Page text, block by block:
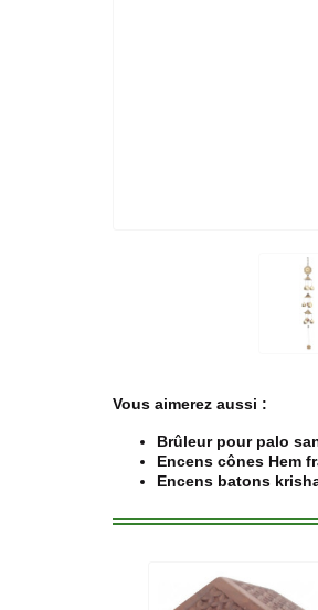
Vous aimerez aussi :
Brûleur pour palo
Encens cônes Hem
Encens batons